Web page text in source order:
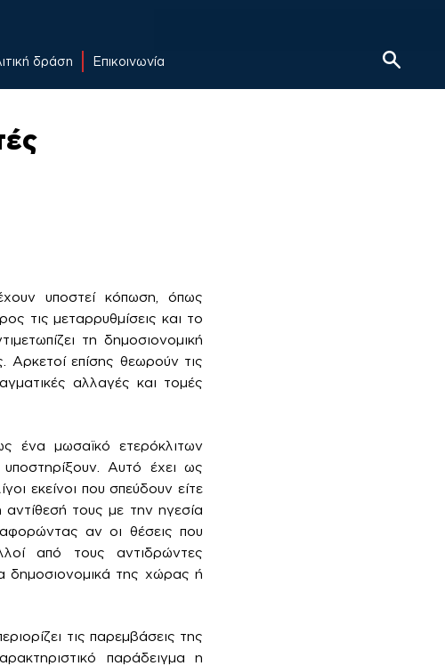
δράση Επικοινωνία
υποστεί κόπωση, όπως
τις μεταρρυθμίσεις και το
τη δημοσιονομική
Αρκετοί επίσης θεωρούν τις
αλλαγές και τομές
ένα μωσαϊκό ετερόκλιτων
Αυτό έχει ως
εκείνοι που σπεύδουν είτε
τους με την ηγεσία
αν οι θέσεις που
από τους αντιδρώντες
δημοσιονομικά της χώρας ή
τις παρεμβάσεις της
παράδειγμα η